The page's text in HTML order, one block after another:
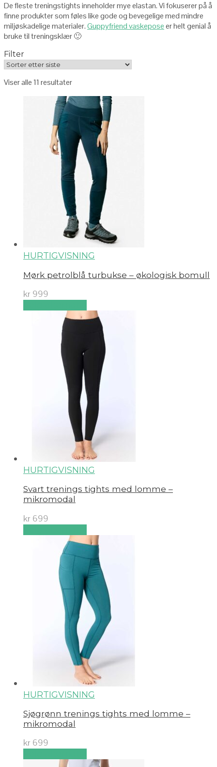
De fleste treningstights inneholder mye elastan. Vi fokuserer på å
finne produkter som føles like gode og bevegelige med mindre
miljøskadelige materialer.Guppyfriend vaskeposeer helt genial å
bruke til treningsklær 🙂
Filter
Viser alle 11 resultater
HURTIGVISNING
Mørk petrolblå turbukse – økologisk bomull
kr 999
HURTIGVISNING
Svart trenings tights med lomme –
mikromodal
kr 699
HURTIGVISNING
Sjøgrønn trenings tights med lomme –
mikromodal
kr 699